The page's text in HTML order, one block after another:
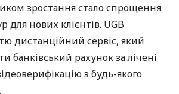
зростання стало спрощення
нових клієнтів. UGB
дистанційний сервіс, який
банківський рахунок за лічені
з будь-якого